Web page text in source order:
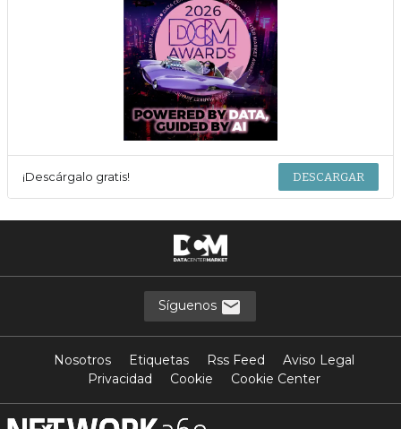
¡Descárgalo gratis! DESCARGAR
Síguenos
Nosotros Etiquetas Rss Feed
Aviso Legal
Privacidad
Cookie Cookie Center